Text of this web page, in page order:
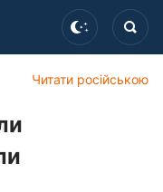
Читати російською